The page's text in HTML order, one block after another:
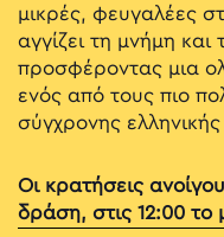
μικρές, φευγαλέες
αγγίζει τη μνήμη
προσφέροντας μια
ενός από τους πιο
σύγχρονης
Οι κρατήσεις
δράση, στις 12:00 το